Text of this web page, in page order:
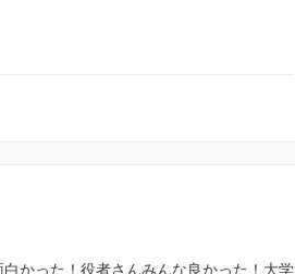
かった！役者さんみんな良かった！大学